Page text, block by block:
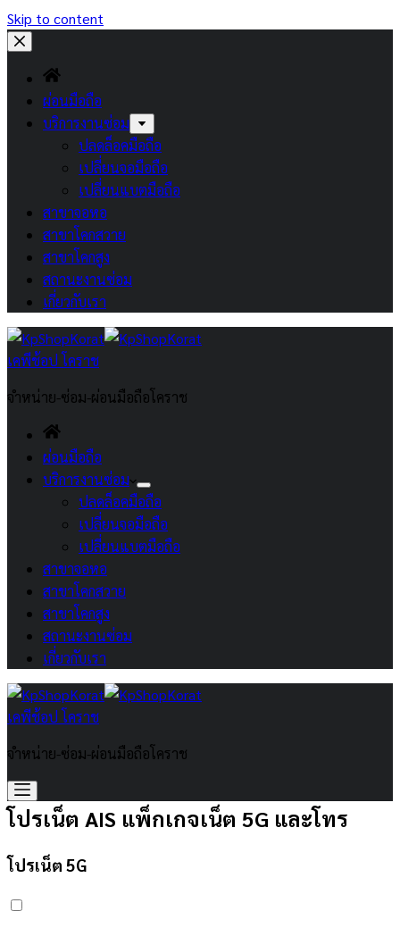
Skip to content
ผ่อนมือถือ
บริการงานซ่อม
ปลดล็อคมือถือ
เปลี่ยนจอมือถือ
เปลี่ยนแบตมือถือ
สาขาจอหอ
สาขาโคกสวาย
สาขาโคกสูง
สถานะงานซ่อม
เกี่ยวกับเรา
เคพีช้อป โคราช
จำหน่าย-ซ่อม-ผ่อนมือถือโคราช
ผ่อนมือถือ
บริการงานซ่อม
ปลดล็อคมือถือ
เปลี่ยนจอมือถือ
เปลี่ยนแบตมือถือ
สาขาจอหอ
สาขาโคกสวาย
สาขาโคกสูง
สถานะงานซ่อม
เกี่ยวกับเรา
เคพีช้อป โคราช
จำหน่าย-ซ่อม-ผ่อนมือถือโคราช
โปรเน็ต AIS แพ็กเกจเน็ต 5G และโทร
โปรเน็ต 5G